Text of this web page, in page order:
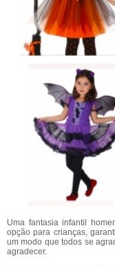
Uma fantasia infantil
opção para crianças,
um modo que todos se
agradecer.